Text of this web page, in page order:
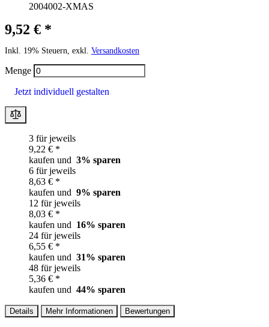
2004002-XMAS
9,52 € *
Inkl. 19% Steuern, exkl. Versandkosten
Menge
Jetzt individuell gestalten
3 für jeweils
9,22 € *
kaufen und 3% sparen
6 für jeweils
8,63 € *
kaufen und 9% sparen
12 für jeweils
8,03 € *
kaufen und 16% sparen
24 für jeweils
6,55 € *
kaufen und 31% sparen
48 für jeweils
5,36 € *
kaufen und 44% sparen
Details Mehr Informationen Bewertungen